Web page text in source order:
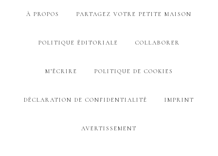
À PROPOS PARTAGEZ VOTRE PETITE MAISON
POLITIQUE ÉDITORIALE COLLABORER
M’ÉCRIRE POLITIQUE DE COOKIES
DÉCLARATION DE CONFIDENTIALITÉ IMPRINT
AVERTISSEMENT